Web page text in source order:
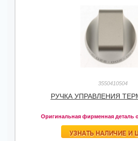
3550410504
РУЧКА УПРАВЛЕНИЯ
Оригинальная фирменная деталь
УЗНАТЬ НАЛИЧИЕ И